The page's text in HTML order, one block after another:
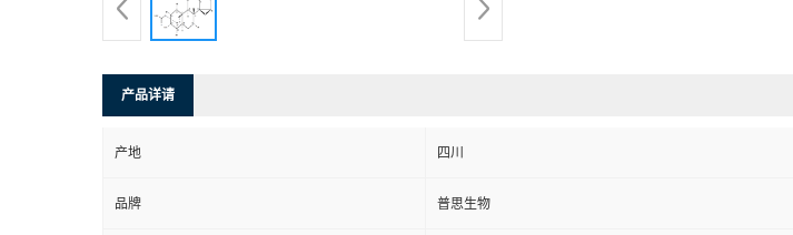
产品详请
产地 四川
品牌 普思生物